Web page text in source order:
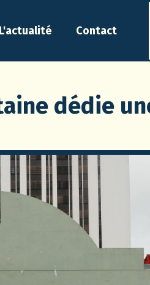
L'actualité Contact
dédie